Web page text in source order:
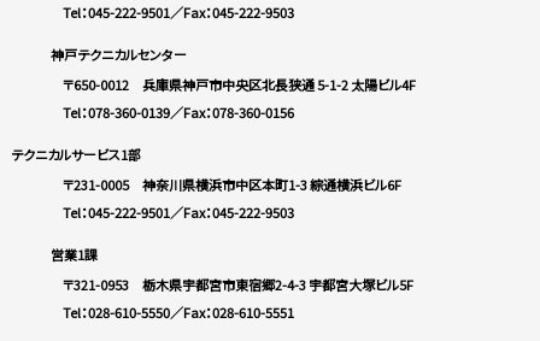
Tel：045-222-9501／Fax：045-222-9503
神戸テクニカルセンター
〒650-0012 兵庫県神戸市中央区北長狭通 5-1-2 太陽ビル4F
Tel：078-360-0139／Fax：078-360-0156
テクニカルサービス1部
〒231-0005 神奈川県横浜市中区本町1-3 綜通横浜ビル6F
Tel：045-222-9501／Fax：045-222-9503
営業1課
〒321-0953 栃木県宇都宮市東宿郷2-4-3 宇都宮大塚ビル5F
Tel：028-610-5550／Fax：028-610-5551